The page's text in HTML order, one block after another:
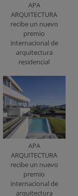
APA
ARQUITECTURA
recibe un nuevo
premio
internacional de
arquitectura
residencial
APA
ARQUITECTURA
recibe un nuevo
premio
internacional de
arquitectura